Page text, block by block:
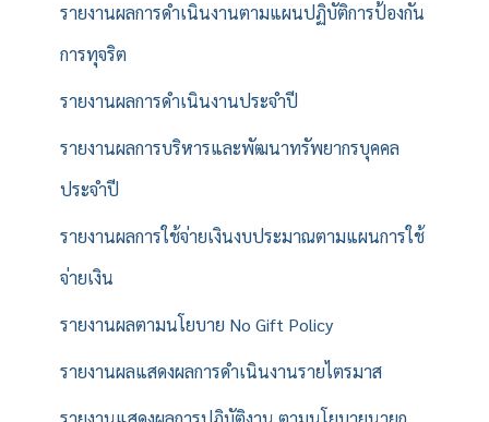
รายงานผลการดำเนินงานตามแผนปฏิบัติการป้องกัน
การทุจริต
รายงานผลการดำเนินงานประจำปี
รายงานผลการบริหารและพัฒนาทรัพยากรบุคคล
ประจำปี
รายงานผลการใช้จ่ายเงินงบประมาณตามแผนการใช้
จ่ายเงิน
รายงานผลตามนโยบาย No Gift Policy
รายงานผลแสดงผลการดำเนินงานรายไตรมาส